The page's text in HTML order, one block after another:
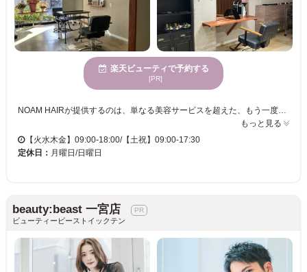
楽天ビューティで予約する
[PR]
NOAM HAIRが提供するのは、単なる美容サービスを超えた、もう一度自分を好きになれる特別な体験です。自然の温もりが感じられる空間で、心からリラックスしながら施術を受けられます。特にメンズスタイルに詳しいスタイリストが、骨格や髪質、ライフスタイルまで丁寧にカウンセリングし、あなただけに最適なヘアスタイルを提案します。駐車場やクレジットカード、QR決済も対応しており、アクセスや支払いも便利です。髪質改善から縮毛矯正、カラーリングまで幅広く対応し、日常生活をより輝かせるスタイルを実現します。この機会に「NOAM HAIR」で、新しい自分に出会いませんか。
もっと見る
【火水木金】09:00-18:00/【土祝】09:00-17:30
定休日： 月曜日/日曜日
beauty:beast 一宮店
ビューティービーストイックテン